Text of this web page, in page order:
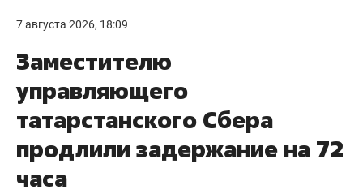
7 августа 2026, 18:09
Заместителю
управляющего
татарстанского Сбера
продлили задержание на 72
часа